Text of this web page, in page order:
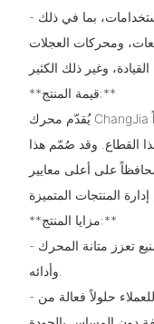
- يشمل المحرك تطبيقات متعددة الاستخدامات، بما في ذلك
ومحركات العجلات
**قيمة المنتج:**
يُقدّم محرك ChangJia الهيدروليكي المداري جودةً ممتازةً وسعراً
القطاع. وقد صُمّم هذا
على أعلى معايير
**مزايا المنتج:**
- المواد فائقة الجودة المستخدمة في التصنيع تعزز متانة المحرك
- يتميز المنتج بأسعار تنافسية، حيث يقدم للعملاء حلولاً فعالة من